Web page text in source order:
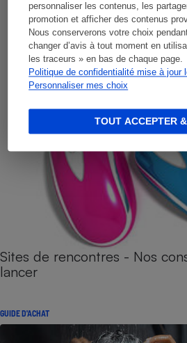
personnaliser les contenus, les
promotion et afficher des contenus
Nous conserverons votre choix
changer d’avis à tout moment en
les traceurs » en bas de chaque page.
Politique de confidentialité mise à jour
Personnaliser mes choix
TOUT ACCEPTER
Sites de rencontres - Nos
lancer
GUIDE D'ACHAT